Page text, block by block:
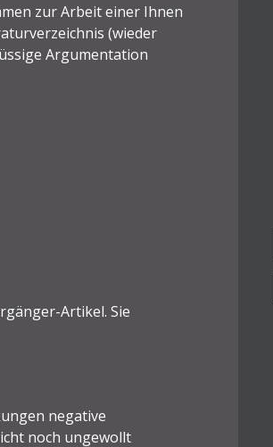
zur Arbeit einer Ihnen
(wieder
Argumentation
Artikel. Sie
negative
noch ungewollt